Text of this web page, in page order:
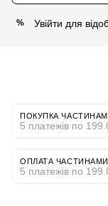
% Увійти для
ПОКУПКА
5 платежів по
ОПЛАТА ЧАСТИНАМИ
5 платежів по